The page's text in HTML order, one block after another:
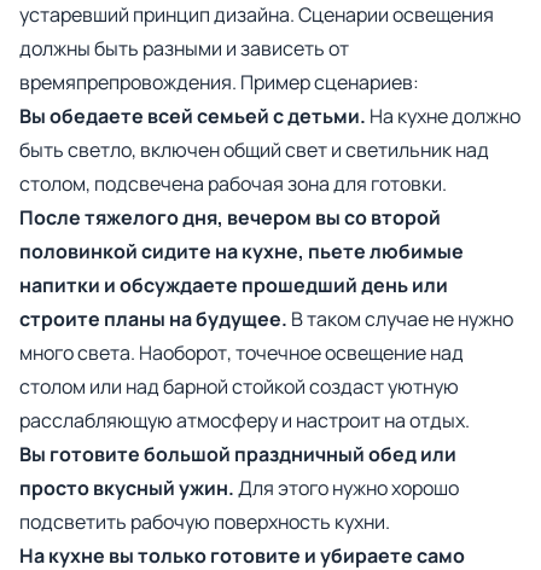
устаревший принцип дизайна. Сценарии освещения
должны быть разными и зависеть от
времяпрепровождения. Пример сценариев:
Вы обедаете всей семьей с детьми. На кухне должно
быть светло, включен общий свет и светильник над
столом, подсвечена рабочая зона для готовки.
После тяжелого дня, вечером вы со второй
половинкой сидите на кухне, пьете любимые
напитки и обсуждаете прошедший день или
строите планы на будущее. В таком случае не нужно
много света. Наоборот, точечное освещение над
столом или над барной стойкой создаст уютную
расслабляющую атмосферу и настроит на отдых.
Вы готовите большой праздничный обед или
просто вкусный ужин.Для этого нужно хорошо
подсветить рабочую поверхность кухни.
На кухне вы только готовите и убираете само